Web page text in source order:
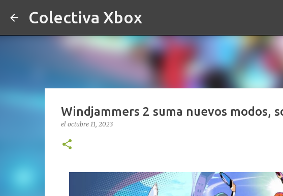
Colectiva Xbox
Windjammers 2 suma nuevos modos,
el octubre 11, 2023